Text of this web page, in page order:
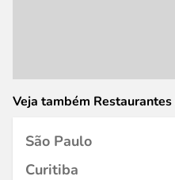
Veja também Restaurantes
São Paulo
Curitiba